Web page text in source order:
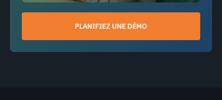
PLANIFIEZ UNE DÉMO